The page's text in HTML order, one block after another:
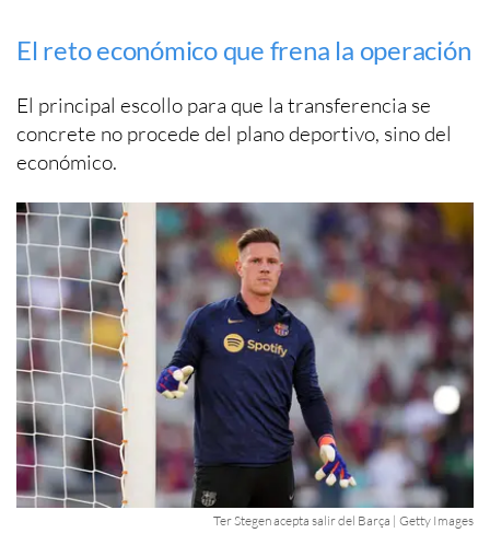
El reto económico que frena la operación
El principal escollo para que la transferencia se
concrete no procede del plano deportivo, sino del
económico.
Ter Stegen acepta salir del Barça | Getty Images